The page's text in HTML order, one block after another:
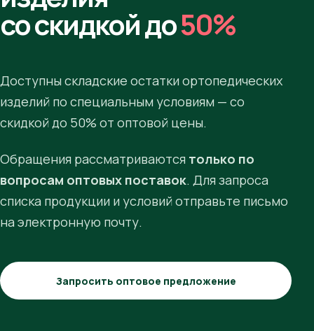
со скидкой до50%
Доступны складские остатки ортопедических
изделий по специальным условиям — со
скидкой до 50% от оптовой цены.
Обращения рассматриваются только по
вопросам оптовых поставок. Для запроса
списка продукции и условий отправьте письмо
на электронную почту.
Запросить оптовое предложение